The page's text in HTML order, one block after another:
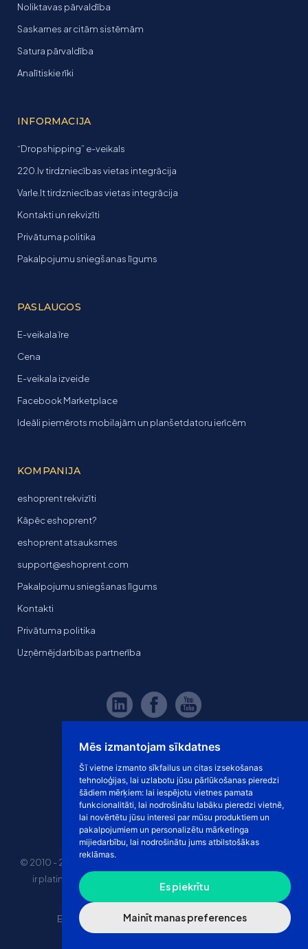
Mēs izmantojam sīkdatnes
Šī vietne izmanto sīkfailus un citas izsekošanas
tehnoloģijas, lai uzlabotu jūsu pārlūkošanas pieredzi
šādiem mērķiem: lai iespējotu vietnes pamata
funkcionalitāti, lai nodrošinātu labāku pieredzi vietnē,
lai novērtētu jūsu interesi par mūsu produktiem un
pakalpojumiem un personalizētu mārketinga
mijiedarbību, lai nodrošinātu jums atbilstošākas
reklāmas.
Es piekrītu
Mainīt manas preferences
Noliktavas pārvaldība
Saskarnes ar citām sistēmām
Satura pārvaldība
Analītiskie rīki
INFORMACIJA
“Dropshipping” e-veikals
220.lv tirdzniecības vietas integrācija
Varle.lt tirdzniecības vietas integrācija
Kontakti un rekvizīti
Privātuma politika
Pakalpojumu sniegšanas līgums
PASLAUGOS
E-veikala īre
Cena
E-veikala izveide
Facebook Marketplace
Ideāli piemērots mobilajām un planšetdatoru ierīcēm
KOMPANIJA
eshoprent rekvizīti
Kāpēc eshoprent?
eshoprent atsauksmes
support@eshoprent.com
Pakalpojumu sniegšanas līgums
Kontakti
Privātuma politika
Uzņēmējdarbības partnerība
© 2010 - 2026 eshoprent prekinis ženklas saugomas. Kopijuoti
ir platinti svetainės turinį be sutikimo griežtai draudžiama.
Kainos nurodytos be PVM
E-veikala īres cena
“Dropshipping” e-veikals
Marketplace tirdzniecība